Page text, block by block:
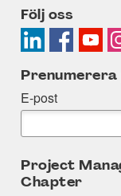
Följ oss
E-post
Project
Chapter